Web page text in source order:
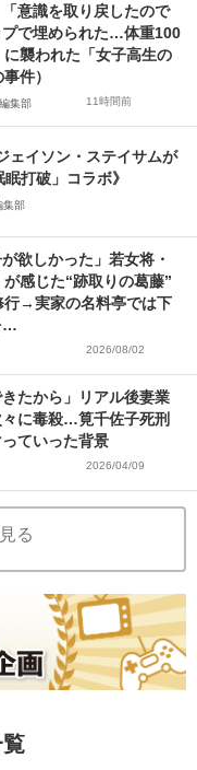
「意識を取り戻したので
で埋められた…体重100
襲われた「女子高生の
件）
集部 11時間前
ェイソン・ステイサムが
打破」コラボ》
集部
欲しかった」若女将・
感じた“跡取りの葛藤”
行→実家の名料亭では下
…
2026/08/02
きたから」リアル後妻業
に毒殺…筧千佐子死刑
ていった背景
2026/04/09
る